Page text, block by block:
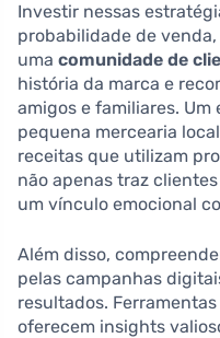
Investir nessas
probabilidade de
uma comunidade de
história da marca e
amigos e familiares.
pequena mercearia
receitas que utilizam
não apenas traz
um vínculo emocional
Além disso,
pelas campanhas
resultados.
oferecem insights